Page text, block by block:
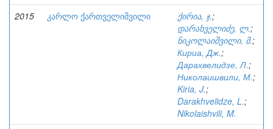
2015
კარლო ქართველიშვილი ქირია, ჯ.;
დარახველიძე, ლ.;
ნიკოლაიშვილი, მ.;
Кириа, Дж.;
Дарахвелидзе, Л.;
Николаишвили, М.;
Kiria, J.;
Darakhvelidze, L.;
Nikolaishvili, M.